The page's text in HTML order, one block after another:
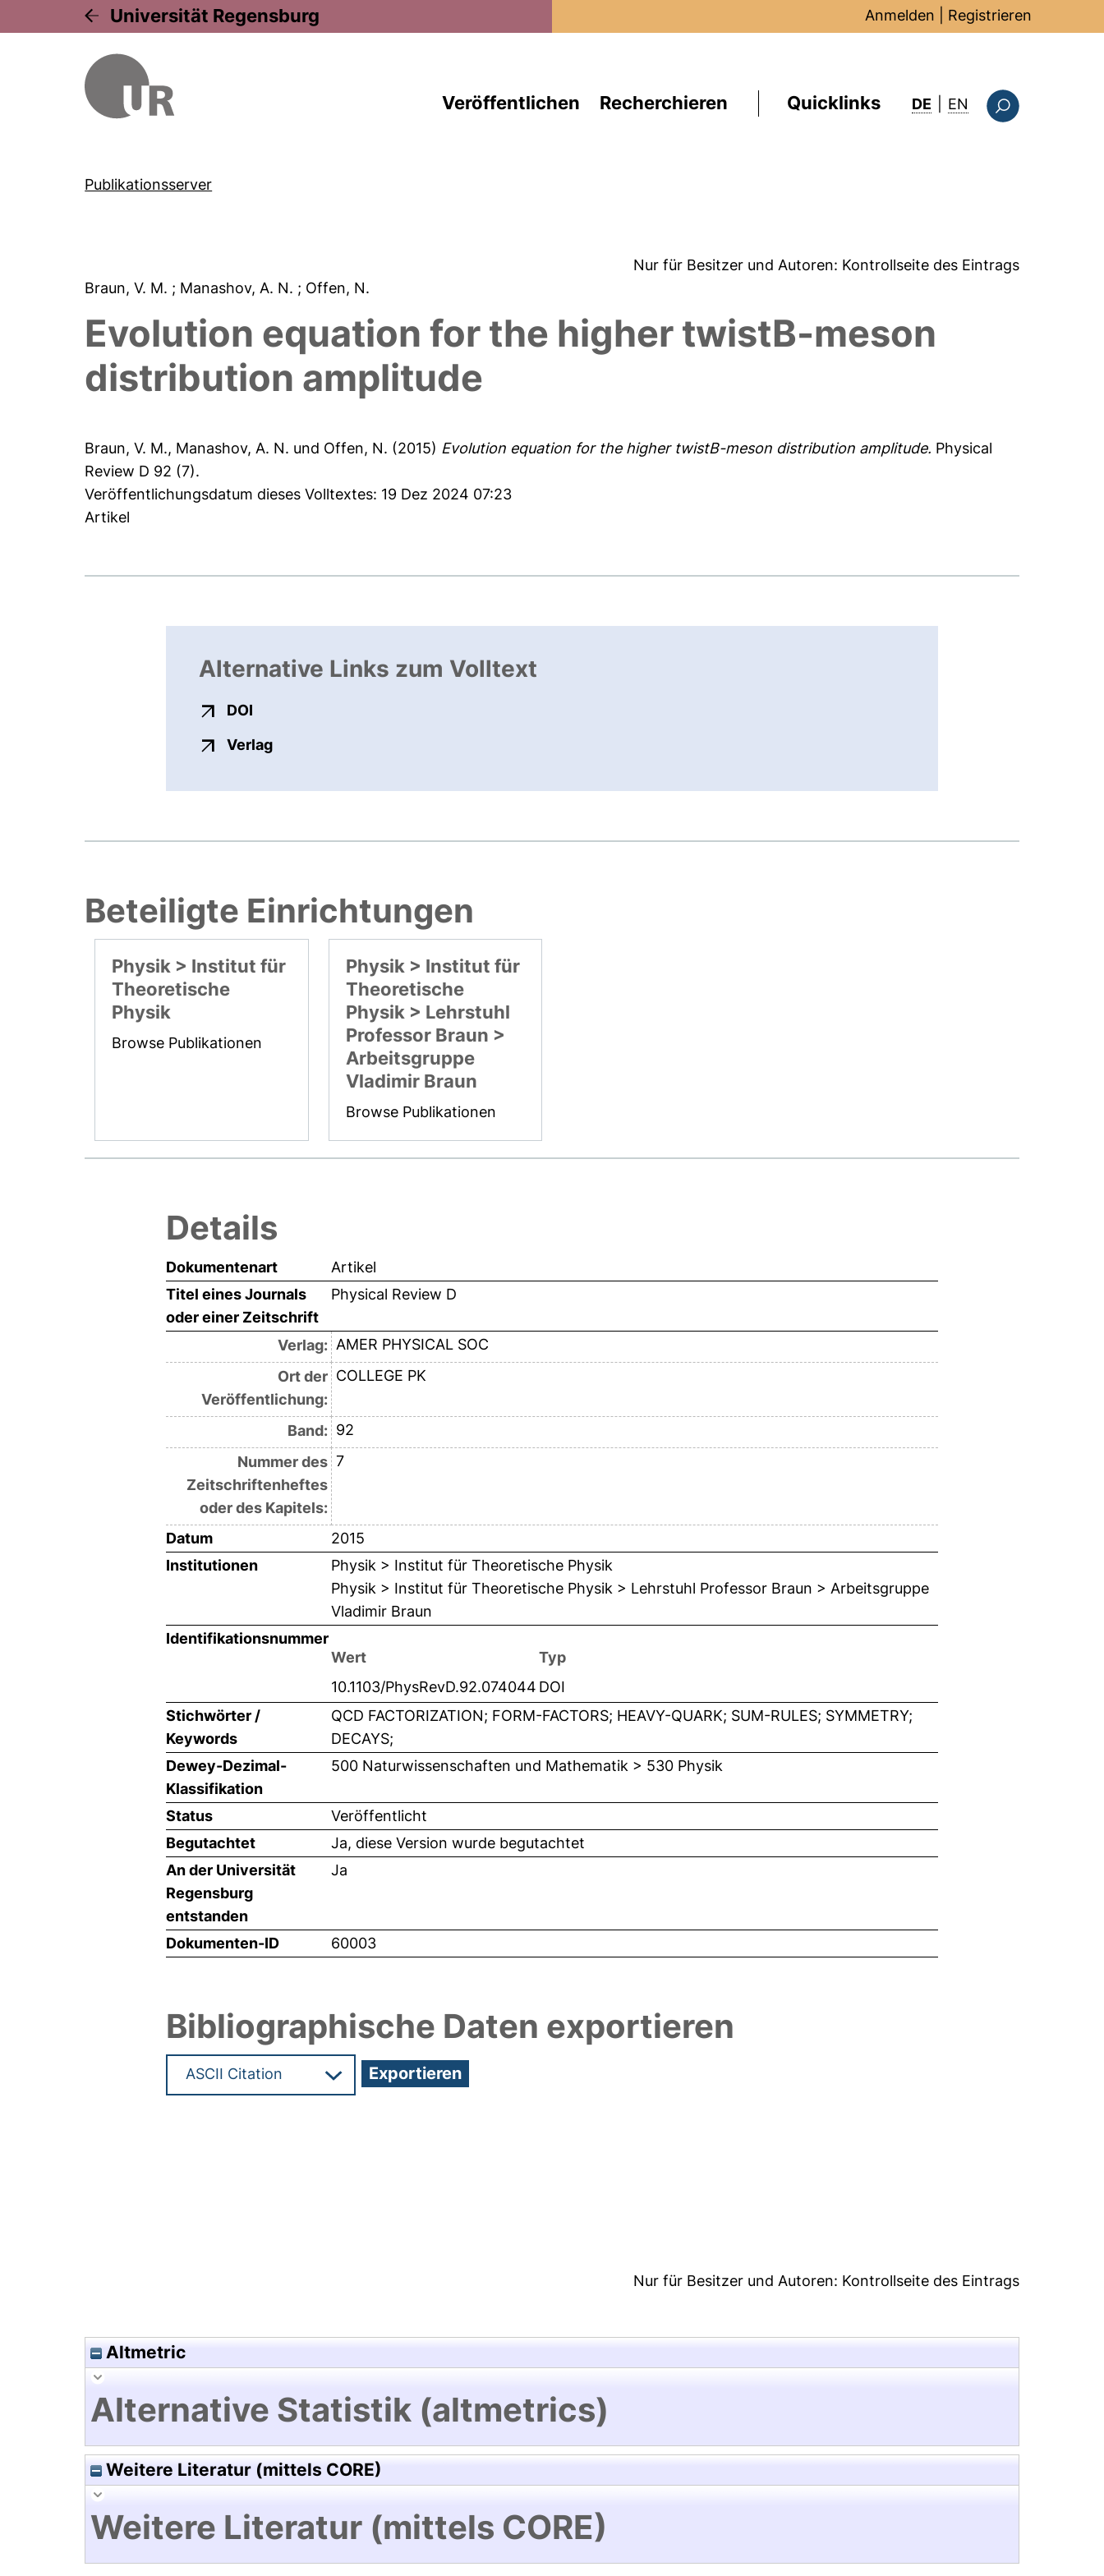
Universität Regensburg Anmelden Registrieren
Veröffentlichen Recherchieren Quicklinks DE EN : this page in
Publikationsserver
Nur für Besitzer und Autoren: Kontrollseite des Eintrags
Braun, V. M. ; Manashov, A. N. ; Offen, N.
Evolution equation for the higher twistB-meson
distribution amplitude
Braun, V. M., Manashov, A. N. und Offen, N. (2015) Evolution equation for the higher twistB-meson distribution amplitude. Physical
Review D 92 (7).
Veröffentlichungsdatum dieses Volltextes: 19 Dez 2024 07:23
Artikel
Alternative Links zum Volltext
DOI
Verlagexterner Link, öffnet neues Fenster
Beteiligte Einrichtungen
Physik > Institut für
Theoretische
Physik
Browse Publikationen
Physik > Institut für
Theoretische
Physik > Lehrstuhl
Professor Braun >
Arbeitsgruppe
Vladimir Braun
Browse Publikationen
Details
Dokumentenart
Artikel
Titel eines Journals
oder einer Zeitschrift
Physical Review D
Verlag: AMER PHYSICAL SOC
Ort der
Veröffentlichung:
COLLEGE PK
Band: 92
Nummer des
Zeitschriftenheftes
oder des Kapitels:
7
Datum
2015
Institutionen
Physik > Institut für Theoretische Physik
Physik > Institut für Theoretische Physik > Lehrstuhl Professor Braun > Arbeitsgruppe
Vladimir Braun
Identifikationsnummer
Wert
Typ
10.1103/PhysRevD.92.074044 DOI
Stichwörter /
Keywords
QCD FACTORIZATION; FORM-FACTORS; HEAVY-QUARK; SUM-RULES; SYMMETRY;
DECAYS;
Dewey-Dezimal-
Klassifikation
500 Naturwissenschaften und Mathematik > 530 Physik
Status
Veröffentlicht
Begutachtet
Ja, diese Version wurde begutachtet
An der Universität
Regensburg
entstanden
Ja
Dokumenten-ID 60003
Bibliographische Daten exportieren
Nur für Besitzer und Autoren: Kontrollseite des Eintrags
Altmetric
Alternative Statistik (altmetrics)
Weitere Literatur (mittels CORE)
Weitere Literatur (mittels CORE)